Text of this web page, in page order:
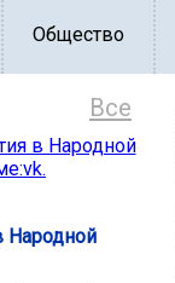
Общество
Все
Народной